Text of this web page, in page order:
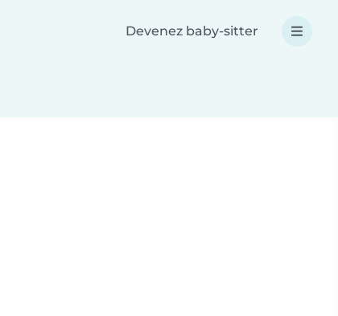
Devenez baby-sitter